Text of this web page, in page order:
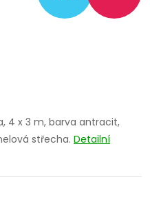
4 x 3 m, barva antracit,
střecha. Detailní